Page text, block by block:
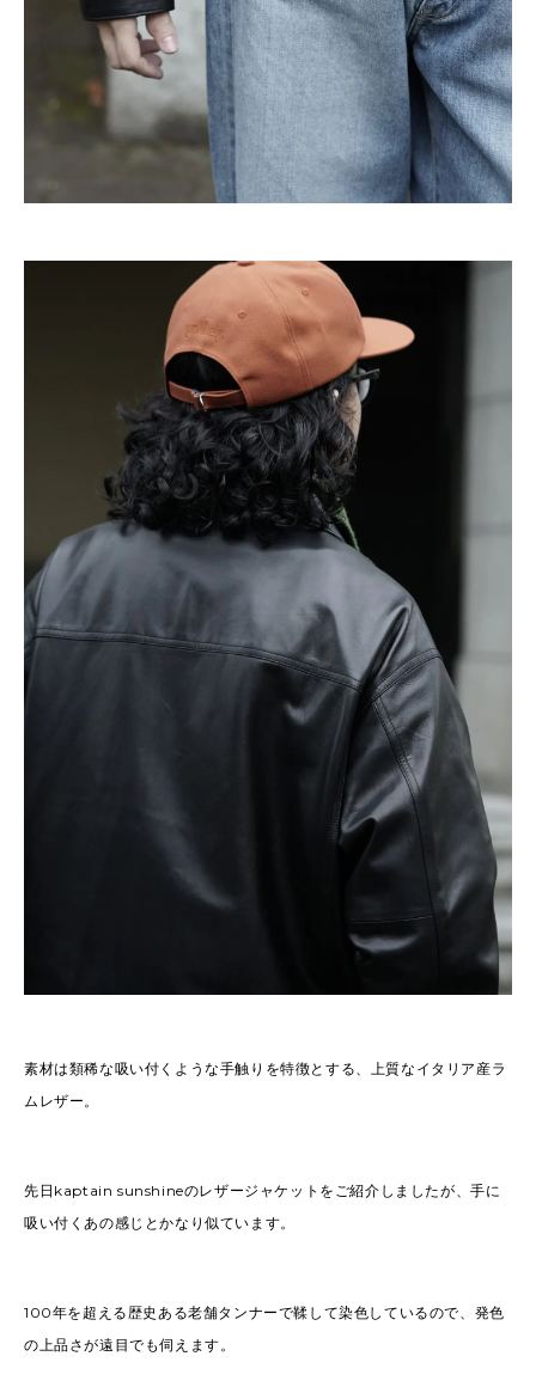
素材は類稀な吸い付くような手触りを特徴とする、上質なイタリア産ラ
ムレザー。
先日kaptain sunshineのレザージャケットをご紹介しましたが、手に
吸い付くあの感じとかなり似ています。
100年を超える歴史ある老舗タンナーで鞣して染色しているので、発色
の上品さが遠目でも伺えます。